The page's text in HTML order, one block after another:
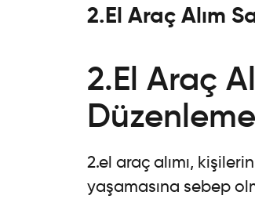
2.El Araç Alım
2.El Araç
Düzenleme
2.el araç alımı,
yaşamasına sebep